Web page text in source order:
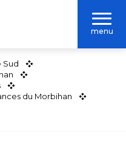
menu
Sud
du Morbihan